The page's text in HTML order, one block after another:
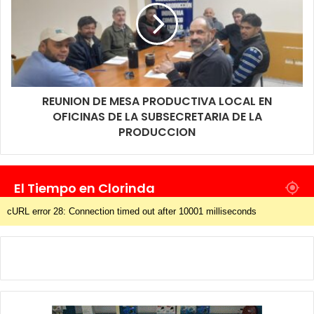
REUNION DE MESA PRODUCTIVA LOCAL EN
OFICINAS DE LA SUBSECRETARIA DE LA
PRODUCCION
El Tiempo en Clorinda
cURL error 28: Connection timed out after 10001 milliseconds